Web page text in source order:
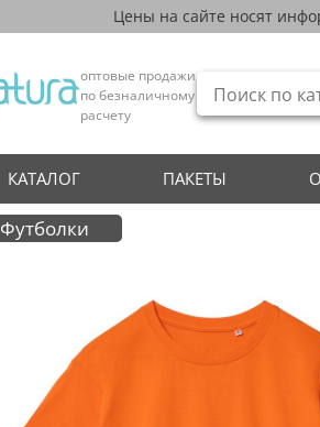
Цены на сайте носят
оптовые продажи
по безналичному
расчету
КАТАЛОГ ПАКЕТЫ
Футболки